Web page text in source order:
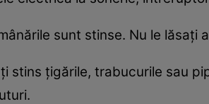
sunt stinse. Nu le lăsaţi
stins ţigările, trabucurile sau